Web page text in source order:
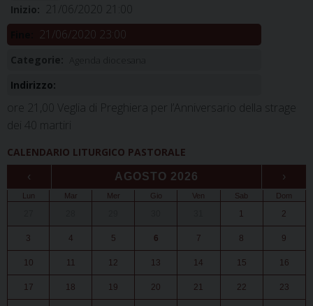
Inizio: 21/06/2020 21:00
21/06/2020 23:00
Categorie:
Indirizzo:
ore 21,00 Veglia di Preghiera per l’Anniversario della strage
dei 40 martiri
CALENDARIO LITURGICO PASTORALE
‹ AGOSTO 2026 ›
Lun Mar Mer Gio Ven Sab Dom
1 2
3 4 5 6 7 8 9
10 11 12 13 14 15 16
17 18 19 20 21 22 23